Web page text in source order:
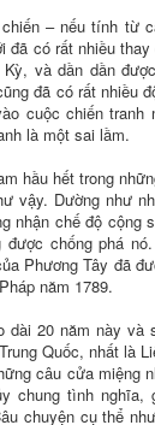
– nếu tính từ
đã có rất nhiều
và dần dần
đã có rất nhiều
cuộc chiến tranh
là một sai lầm.
hầu hết trong
vậy. Dường như
nhận chế độ cộng
chống phá
Phương Tây đã
năm 1789.
dài 20 năm này và
Quốc, nhất là
câu cửa miệng
chung tình nghĩa,
chuyện cụ thể